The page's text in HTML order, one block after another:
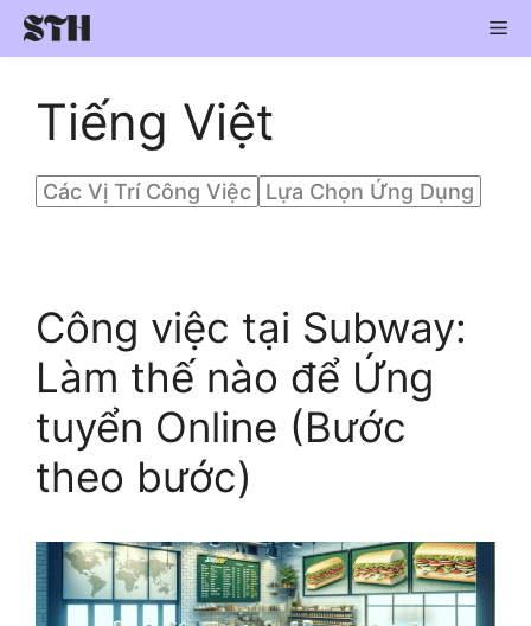
Skip
Tiếng Việt
Các Vị Trí Công Việc Lựa Chọn Ứng Dụng
Công việc tại Subway:
Làm thế nào để Ứng
tuyển Online (Bước
theo bước)